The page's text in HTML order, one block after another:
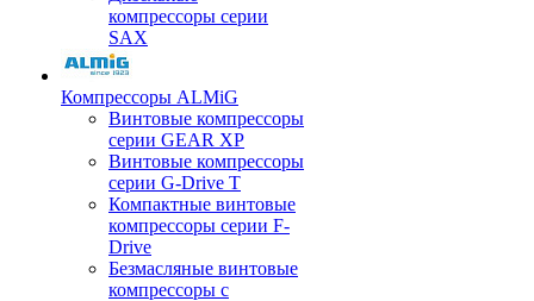
компрессоры серии
SAX
Компрессоры ALMiG
Винтовые компрессоры
серии GEAR XP
Винтовые компрессоры
серии G-Drive T
Компактные винтовые
компрессоры серии F-
Drive
Безмасляные винтовые
компрессоры с